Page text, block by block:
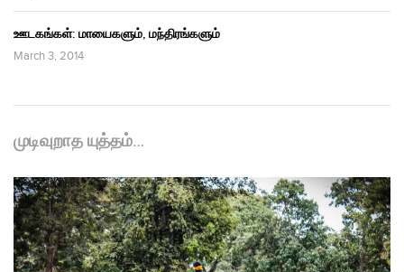
ஊடகங்கள்: மாயைகளும், மந்திரங்களும்
March 3, 2014
முடிவுறாத யுத்தம்…